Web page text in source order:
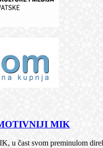
MIK
u čast svom preminulom